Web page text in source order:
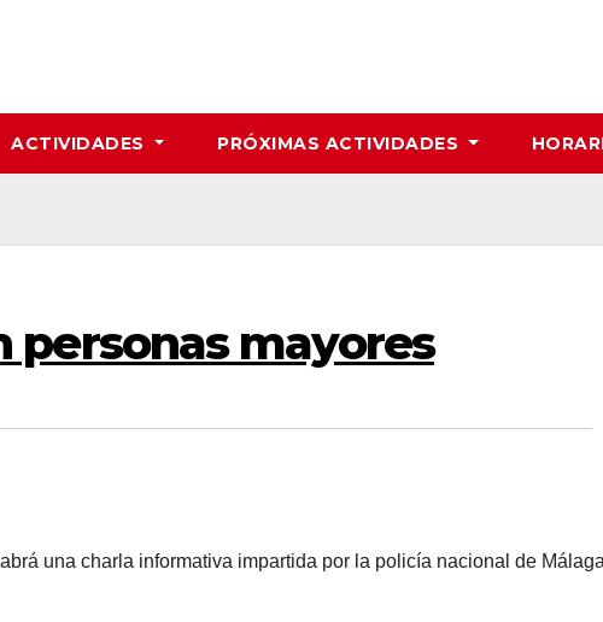
ACTIVIDADES PRÓXIMAS ACTIVIDADES
personas mayores
una charla informativa impartida por la policía nacional de